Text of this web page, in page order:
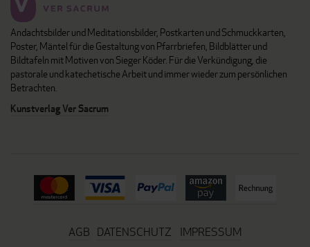
Andachtsbilder und Meditationsbilder, Postkarten und Schmuckkarten,
Poster, Mäntel für die Gestaltung von Pfarrbriefen, Bildblätter und
Bildtafeln mit Motiven von Sieger Köder. Für die Verkündigung, die
pastorale und katechetische Arbeit und immer wieder zum persönlichen
Betrachten.
Kunstverlag Ver Sacrum
AGB DATENSCHUTZ IMPRESSUM